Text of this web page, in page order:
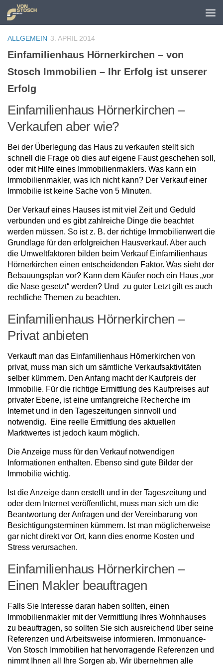
Zum Inhalt springen
ALLGEMEIN 3. APRIL 2014
Einfamilienhaus Hörnerkirchen – von
Stosch Immobilien – Ihr Erfolg ist unserer
Erfolg
Einfamilienhaus Hörnerkirchen –
Verkaufen aber wie?
Bei der Überlegung das Haus zu verkaufen stellt sich
schnell die Frage ob dies auf eigene Faust geschehen soll,
oder mit Hilfe eines Immobilienmaklers. Was kann ein
Immobilienmakler, was ich nicht kann? Der Verkauf einer
Immobilie ist keine Sache von 5 Minuten.
Der Verkauf eines Hauses ist mit viel Zeit und Geduld
verbunden und es gibt zahlreiche Dinge die beachtet
werden müssen. So ist z. B. der richtige Immobilienwert die
Grundlage für den erfolgreichen Hausverkauf. Aber auch
die Umweltfaktoren bilden beim Verkauf Einfamilienhaus
Hörnerkirchen einen entscheidenden Faktor. Was sieht der
Bebauungsplan vor? Kann dem Käufer noch ein Haus „vor
die Nase gesetzt“ werden? Und zu guter Letzt gilt es auch
rechtliche Themen zu beachten.
Einfamilienhaus Hörnerkirchen –
Privat anbieten
Verkauft man das Einfamilienhaus Hörnerkirchen von
privat, muss man sich um sämtliche Verkaufsaktivitäten
selber kümmern. Den Anfang macht der Kaufpreis der
Immobilie. Für die richtige Ermittlung des Kaufpreises auf
privater Ebene, ist eine umfangreiche Recherche im
Internet und in den Tageszeitungen sinnvoll und
notwendig. Eine reelle Ermittlung des aktuellen
Marktwertes ist jedoch kaum möglich.
Die Anzeige muss für den Verkauf notwendigen
Informationen enthalten. Ebenso sind gute Bilder der
Immobilie wichtig.
Ist die Anzeige dann erstellt und in der Tageszeitung und
oder dem Internet veröffentlicht, muss man sich um die
Beantwortung der Anfragen und der Vereinbarung von
Besichtigungsterminen kümmern. Ist man möglicherweise
gar nicht direkt vor Ort, kann dies enorme Kosten und
Stress verursachen.
Einfamilienhaus Hörnerkirchen –
Einen Makler beauftragen
Falls Sie Interesse daran haben sollten, einen
Immobilienmakler mit der Vermittlung Ihres Wohnhauses
zu beauftragen, so sollten Sie sich ausreichend über seine
Referenzen und Arbeitsweise informieren. Immonuance-
Von Stosch Immobilien hat hervorragende Referenzen und
nimmt Ihnen all Ihre Sorgen ab. Wir übernehmen alle